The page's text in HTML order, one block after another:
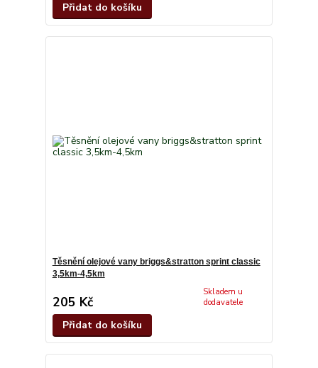
Přidat do košíku
Těsnění olejové vany briggs&stratton sprint classic
3,5km-4,5km
205 Kč
Skladem u
dodavatele
Přidat do košíku